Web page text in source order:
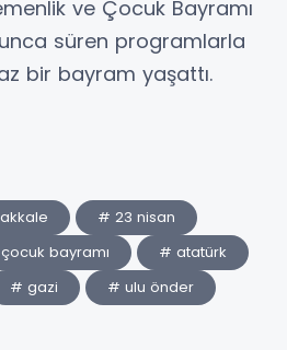
ve Çocuk Bayramı
süren programlarla
bir bayram yaşattı.
# 23 nisan
bayramı
# atatürk
# gazi
# ulu önder